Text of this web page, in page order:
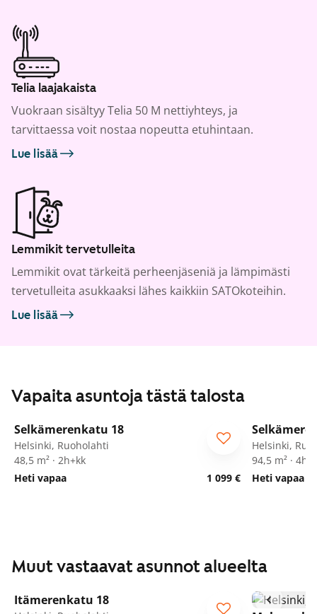
Telia laajakaista
Vuokraan sisältyy Telia 50 M nettiyhteys, ja
tarvittaessa voit nostaa nopeutta etuhintaan.
Lue lisää
Lemmikit tervetulleita
Lemmikit ovat tärkeitä perheenjäseniä ja lämpimästi
tervetulleita asukkaaksi lähes kaikkiin SATOkoteihin.
Lue lisää
Vapaita asuntoja tästä talosta
/11
ARA
Selkämerenkatu 18
Helsinki, Ruoholahti
48,5 m² · 2h+kk
Heti vapaa
1 099 €
ARA
Helsinki,
94,5 m² ·
Heti vapaa
Muut vastaavat asunnot alueelta
ARA
Itämerenkatu 18